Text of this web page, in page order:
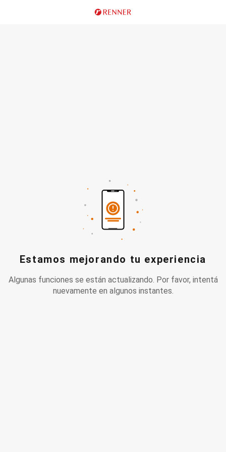
Estamos mejorando tu experiencia
Algunas funciones se están actualizando. Por favor, intentá
nuevamente en algunos instantes.